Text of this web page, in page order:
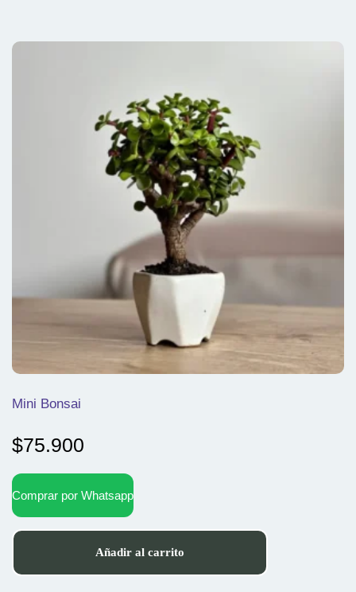
Mini Bonsai
$75.900
Comprar por Whatsapp
Añadir al carrito